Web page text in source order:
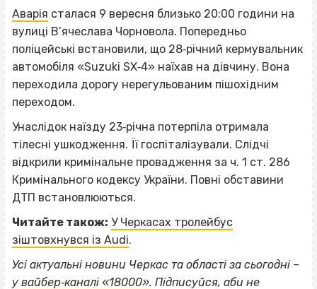
Аварія сталася 9 вересня близько 20:00 години на
вулиці В’ячеслава Чорновола. Попередньо
поліцейські встановили, що 28‐річний кермувальник
автомобіля «Suzuki SX‐4» наїхав на дівчину. Вона
переходила дорогу нерегульованим пішохідним
переходом.
Унаслідок наїзду 23‐річна потерпіла отримала
тілесні ушкодження. Її госпіталізували. Слідчі
відкрили кримінальне провадження за ч. 1 ст. 286
Кримінального кодексу України. Повні обставини
ДТП встановлюються.
Читайте також: У Черкасах тролейбус
зіштовхнувся із Audi.
Усі актуальні новини Черкас та області за сьогодні –
у вайбер‐каналі «18000». Підписуйся, аби не